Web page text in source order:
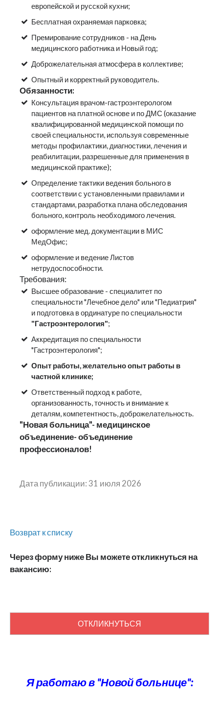
европейской и русской кухни;
Бесплатная охраняемая парковка;
Премирование сотрудников - на День
медицинского работника и Новый год;
Доброжелательная атмосфера в коллективе;
Опытный и корректный руководитель.
Обязанности:
Консультация врачом-гастроэнтерологом
пациентов на платной основе и по ДМС (оказание
квалифицированной медицинской помощи по
своей специальности, используя современные
методы профилактики, диагностики, лечения и
реабилитации, разрешенные для применения в
медицинской практике);
Определение тактики ведения больного в
соответствии с установленными правилами и
стандартами, разработка плана обследования
больного, контроль необходимого лечения.
оформление мед. документации в МИС
МедОфис;
оформление и ведение Листов
нетрудоспособности.
Требования:
Высшее образование - специалитет по
специальности "Лечебное дело" или "Педиатрия"
и подготовка в ординатуре по специальности
"Гастроэнтерология";
Аккредитация по специальности
"Гастроэнтерология";
Опыт работы, желательно опыт работы в
частной клинике;
Ответственный подход к работе,
организованность, точность и внимание к
деталям, компетентность, доброжелательность.
"Новая больница"- медицинское
объединение- объединение
профессионалов!
Дата публикации: 31 июля 2026
Возврат к списку
Через форму ниже Вы можете откликнуться на
вакансию:
ОТКЛИКНУТЬСЯ
Я работаю в "Новой больнице":